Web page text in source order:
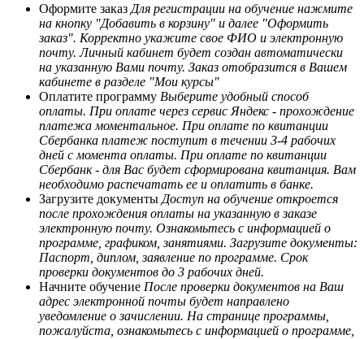
Оформите заказ Для регистрации на обучение нажмите
на кнопку "Добавить в корзину" и далее "Оформить
заказ". Корректно укажите свое ФИО и электронную
почту. Личный кабинет будет создан автоматически
на указанную Вами почту. Заказ отобразится в Вашем
кабинете в разделе "Мои курсы"
Оплатите программу Выберите удобный способ
оплаты. При оплате через сервис Яндекс - прохождение
платежа моментальное. При оплате по квитанции
Сбербанка платеж поступит в течении 3-4 рабочих
дней с момента оплаты. При оплате по квитанции
Сбербанк - для Вас будет сформирована квитанция. Вам
необходимо распечатать ее и оплатить в банке.
Загрузите документы Доступ на обучение откроется
после прохождения оплаты на указанную в заказе
электронную почту. Ознакомьтесь с информацией о
программе, графиком, занятиями. Загрузите документы:
Паспорт, диплом, заявление по программе. Срок
проверки документов до 3 рабочих дней.
Начните обучение После проверки документов на Ваш
адрес электронной почты будет направлено
уведомление о зачислении. На странице программы,
пожалуйста, ознакомьтесь с информацией о программе,